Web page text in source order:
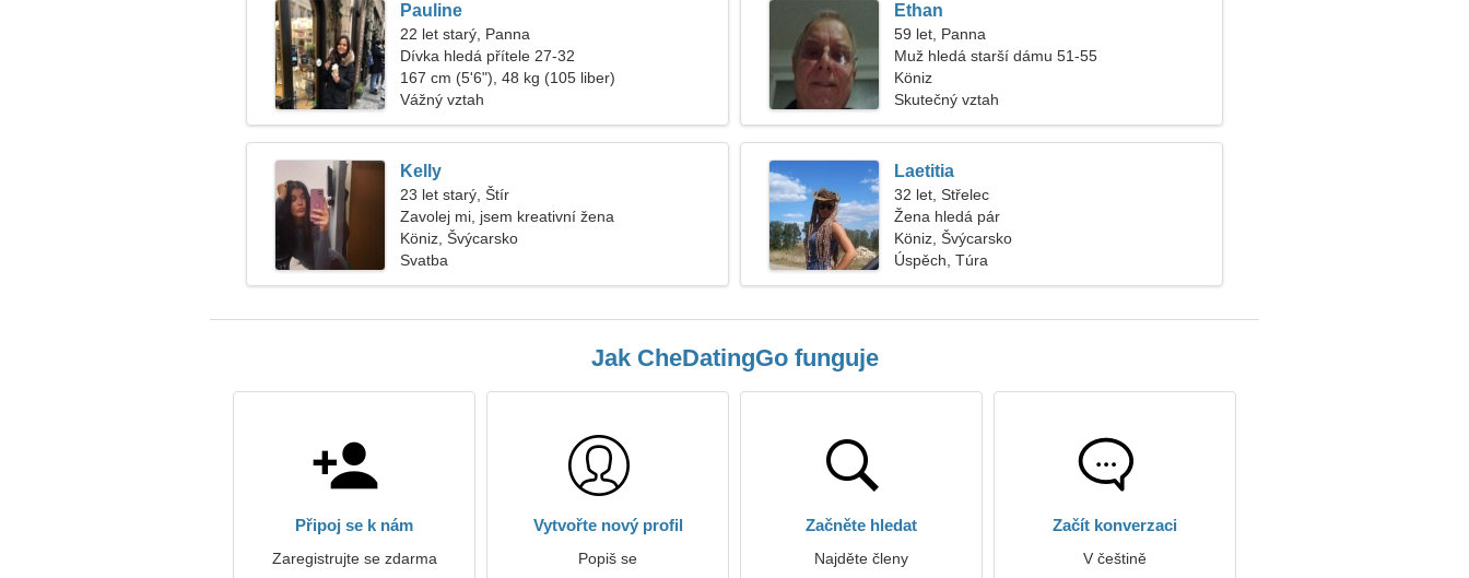
Pauline
22 let starý, Panna
Dívka hledá přítele 27-32
167 cm (5'6"), 48 kg (105 liber)
Vážný vztah
Ethan
59 let, Panna
Muž hledá starší dámu 51-55
Köniz
Skutečný vztah
Kelly
23 let starý, Štír
Zavolej mi, jsem kreativní žena
Köniz, Švýcarsko
Svatba
Laetitia
32 let, Střelec
Žena hledá pár
Köniz, Švýcarsko
Úspěch, Túra
Jak CheDatingGo funguje
Připoj se k nám
Zaregistrujte se zdarma
Vytvořte nový profil
Popiš se
Začněte hledat
Najděte členy
Začít konverzaci
V češtině